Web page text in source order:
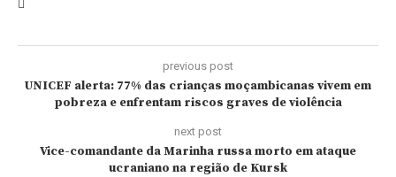
previous post
UNICEF alerta: 77% das crianças moçambicanas vivem em
pobreza e enfrentam riscos graves de violência
next post
Vice-comandante da Marinha russa morto em ataque
ucraniano na região de Kursk